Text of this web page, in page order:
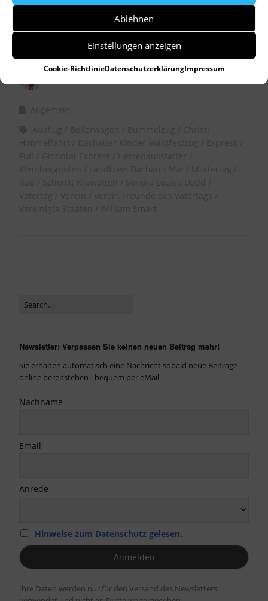
Ablehnen
Einstellungen anzeigen
Cookie-RichtlinieDatenschutzerklärungImpressum
Newsletter: Verpassen Sie keinen neuen Beitrag mehr!
Sie erhalten automatisch eine Nachricht sobald neue Beiträge
online bereitstehen - bequem per eMail.
Nachname
Email
Anrede
Hinweise zum Datenschutz gelesen.
Ihre Daten werden nur für den Versand des Newsletters